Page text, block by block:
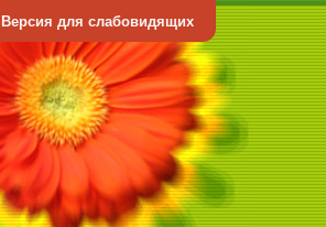
Версия для слабовидящих